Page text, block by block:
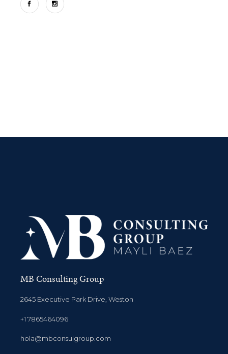
MB Consulting Group
2645 Executive Park Drive, Weston
+1 7865464096
hola@mbconsulgroup.com